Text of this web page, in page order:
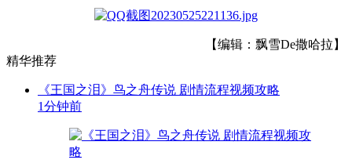
【编辑：飘雪De撒哈拉】
精华推荐
《王国之泪》鸟之舟传说 剧情流程视频攻略
1分钟前